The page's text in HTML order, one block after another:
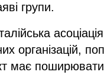
групи.
асоціація
організацій,
має